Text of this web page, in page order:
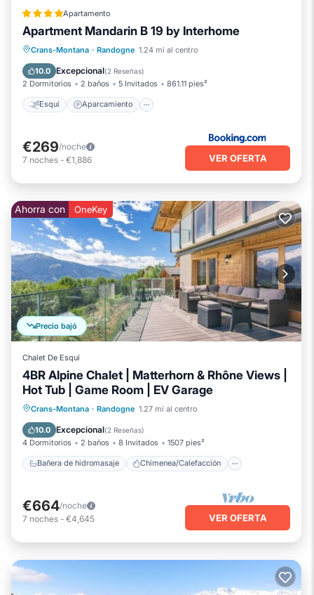
Apartamento
Apartment Mandarin B 19 by Interhome
Crans-Montana · Randogne 1.24 mi al centro
10.0 Excepcional(2 Reseñas)
2 Dormitorios 2 baños 5 Invitados 861.11 pies²
Esquí Aparcamiento
Esquí Aparcamiento
Internet
Apto para niños
€269/noche
7 noches - €1,886 VER OFERTA
Precio bajó
Ahorra con OneKey
Chalet De Esquí
4BR Alpine Chalet | Matterhorn & Rhône Views |
Hot Tub | Game Room | EV Garage
Crans-Montana · Randogne 1.27 mi al centro
10.0 Excepcional(2 Reseñas)
4 Dormitorios 2 baños 8 Invitados 1507 pies²
Bañera de hidromasaje Chimenea/Calefacción
Bañera de hidromasaje
Chimenea/Calefacción
Balcón/Terraza
Cocina
€664/noche
7 noches - €4,645 VER OFERTA